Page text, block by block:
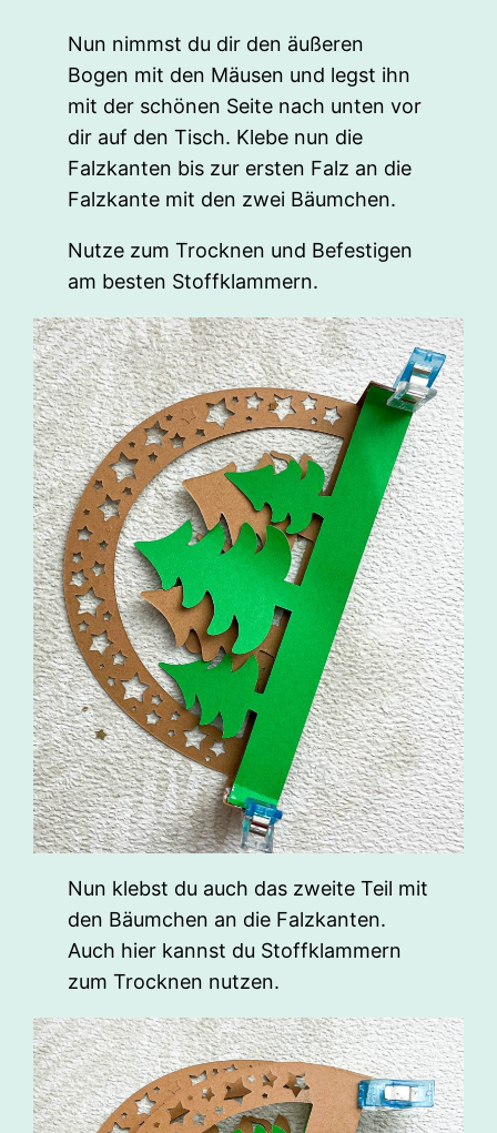
Nun nimmst du dir den äußeren
Bogen mit den Mäusen und legst ihn
mit der schönen Seite nach unten vor
dir auf den Tisch. Klebe nun die
Falzkanten bis zur ersten Falz an die
Falzkante mit den zwei Bäumchen.
Nutze zum Trocknen und Befestigen
am besten Stoffklammern.
Nun klebst du auch das zweite Teil mit
den Bäumchen an die Falzkanten.
Auch hier kannst du Stoffklammern
zum Trocknen nutzen.